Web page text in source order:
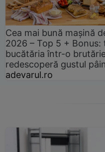
Cea mai bună mașină
2026 – Top 5 +
bucătăria într-o
redescoperă gustul
adevarul.ro